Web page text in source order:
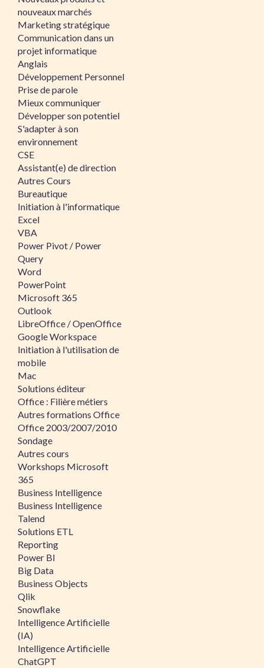
nouveaux marchés
Marketing stratégique
Communication dans un
projet informatique
Anglais
Développement Personnel
Prise de parole
Mieux communiquer
Développer son potentiel
S'adapter à son
environnement
CSE
Assistant(e) de direction
Autres Cours
Bureautique
Initiation à l'informatique
Excel
VBA
Power Pivot / Power
Query
Word
PowerPoint
Microsoft 365
Outlook
LibreOffice / OpenOffice
Google Workspace
Initiation à l'utilisation de
mobile
Mac
Solutions éditeur
Office : Filière métiers
Autres formations Office
Office 2003/2007/2010
Sondage
Autres cours
Workshops Microsoft
365
Business Intelligence
Business Intelligence
Talend
Solutions ETL
Reporting
Power BI
Big Data
Business Objects
Qlik
Snowflake
Intelligence Artificielle
(IA)
Intelligence Artificielle
ChatGPT